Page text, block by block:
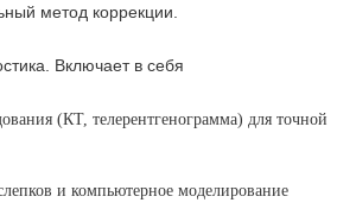
метод коррекции.
Включает в себя
(КТ, телерентгенограмма) для точной
и компьютерное моделирование